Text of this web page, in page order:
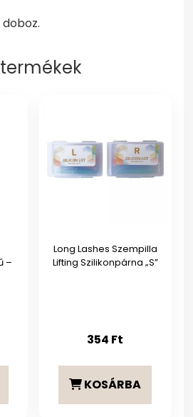
–
Long Lashes Szempilla
Lifting Szilikonpárna „S”
354 Ft
KOSÁRBA